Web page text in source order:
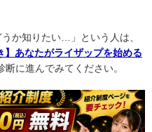
か知りたい…」という人は、
】あなたがライザップを始める
断に進んでみてください。